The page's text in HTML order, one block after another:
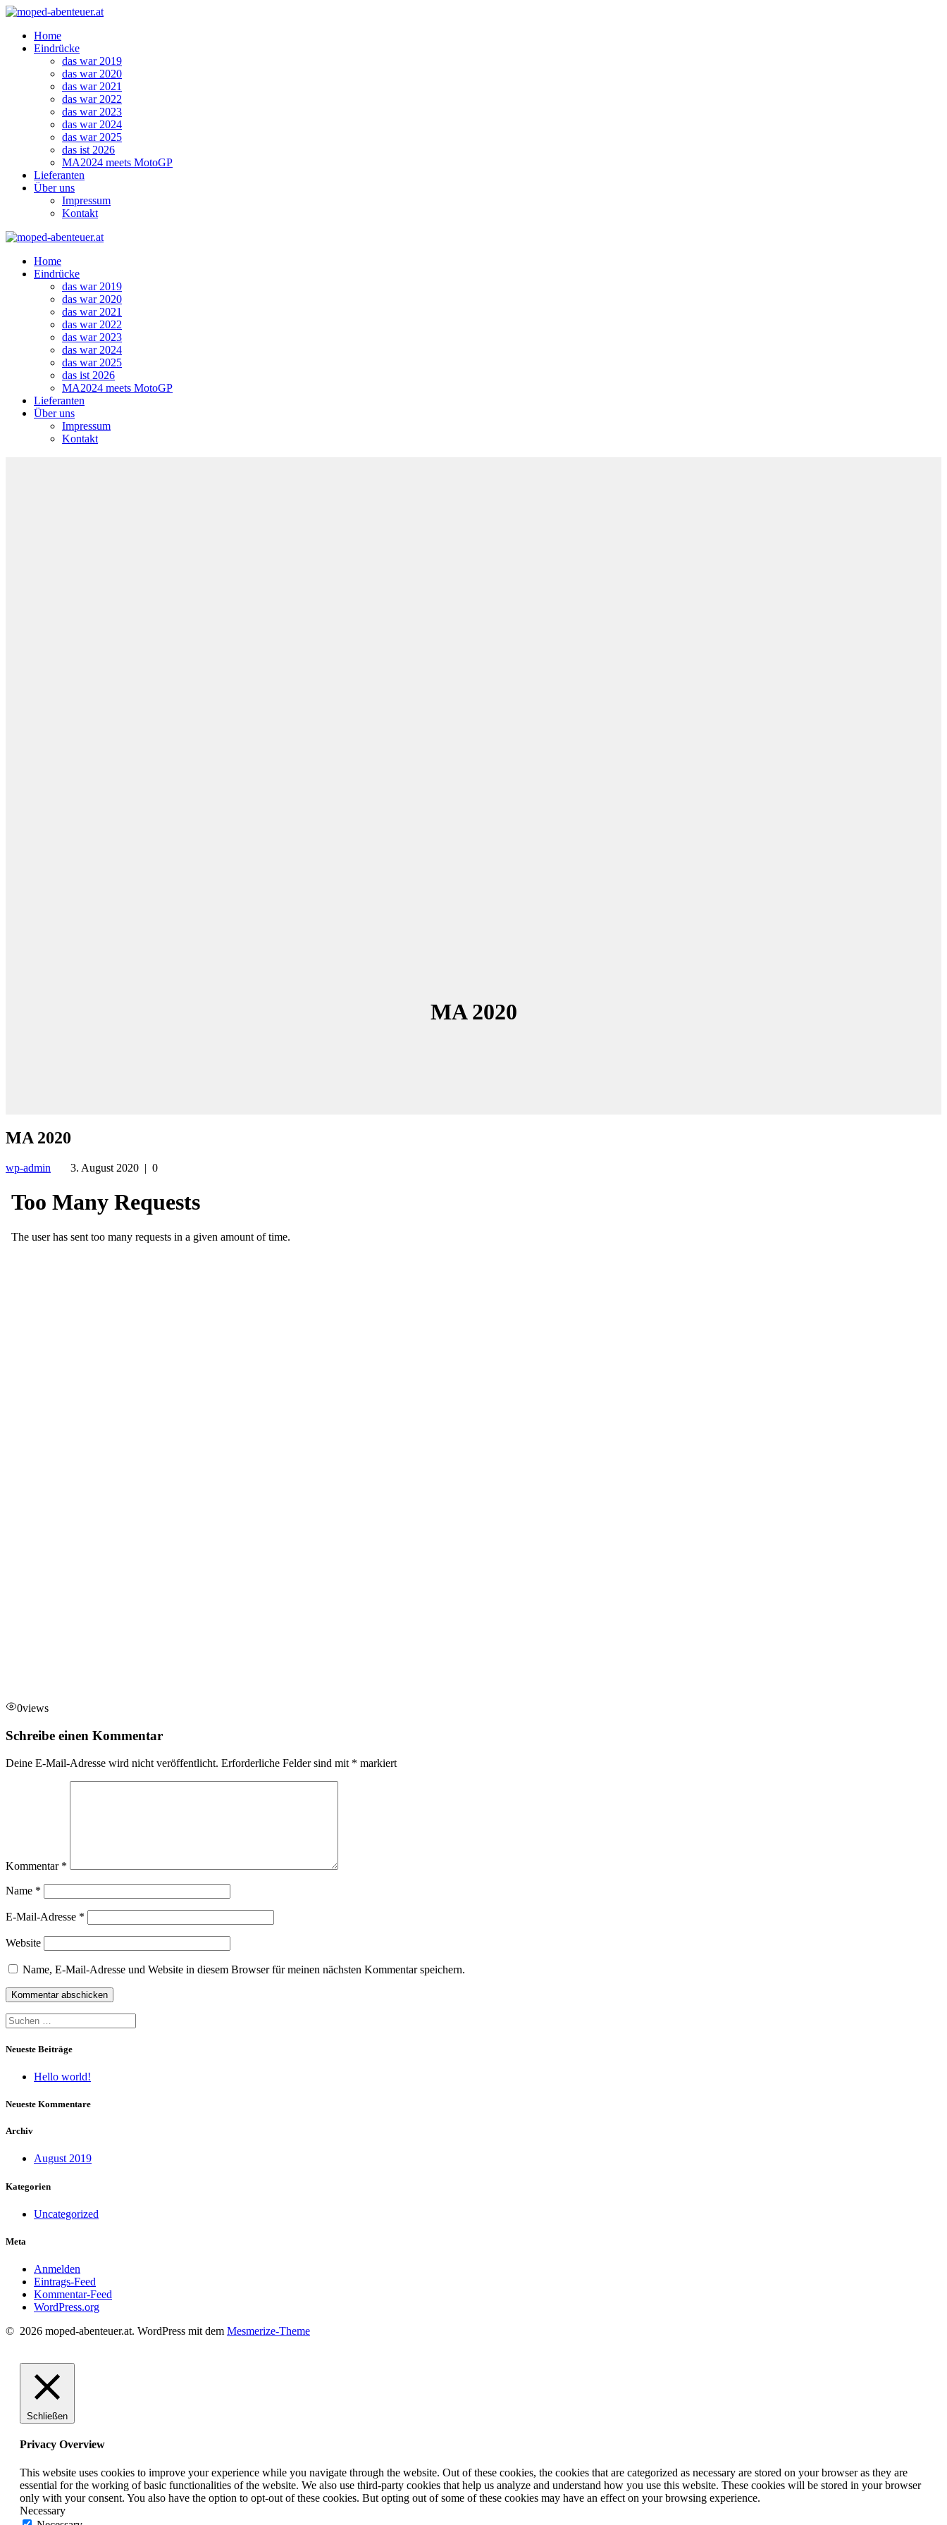
Zum
springenHome
Eindrücke
das war 2019
das war 2020
das war 2021
das war 2022
das war 2023
das war 2024
das war 2025
das ist 2026
MA2024 meets MotoGP
Lieferanten
Über uns
Impressum
Kontakt
Home
Eindrücke
das war 2019
das war 2020
das war 2021
das war 2022
das war 2023
das war 2024
das war 2025
das ist 2026
MA2024 meets MotoGP
Lieferanten
Über uns
Impressum
Kontakt
MA 2020
MA 2020
wp-admin 3. August 2020 | 0
0views
Schreibe einen Kommentar
Deine E-Mail-Adresse wird nicht veröffentlicht. Erforderliche Felder sind mit * markiert
Kommentar *
Name *
E-Mail-Adresse *
Website
Name, E-Mail-Adresse und Website in diesem Browser für meinen nächsten Kommentar speichern.
Suchen
nach:
Neueste Beiträge
Hello world!
Neueste Kommentare
Archiv
August 2019
Kategorien
Uncategorized
Meta
Anmelden
Eintrags-Feed
Kommentar-Feed
WordPress.org
© 2026 moped-abenteuer.at. WordPress mit dem Mesmerize-Theme
Schließen
Privacy Overview
This website uses cookies to improve your experience while you navigate through the website. Out of these cookies, the cookies that are categorized as necessary are stored on your browser as they are
essential for the working of basic functionalities of the website. We also use third-party cookies that help us analyze and understand how you use this website. These cookies will be stored in your browser
only with your consent. You also have the option to opt-out of these cookies. But opting out of some of these cookies may have an effect on your browsing experience.
Necessary